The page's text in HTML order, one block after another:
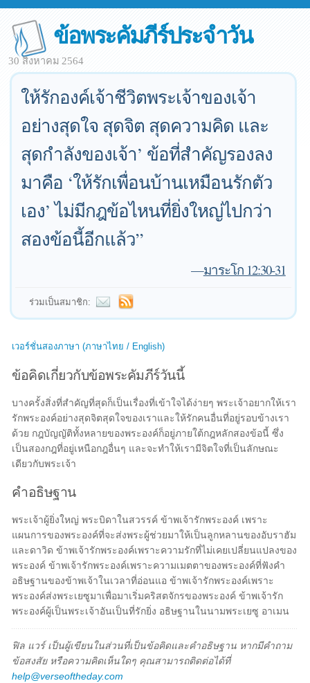
ข้อพระคัมภีร์ประจำวัน
30 สิงหาคม 2564
ให้รักองค์เจ้าชีวิตพระเจ้าของเจ้า
อย่างสุดใจ สุดจิต สุดความคิด และ
สุดกำลังของเจ้า’ ข้อที่สำคัญรองลง
มาคือ ‘ให้รักเพื่อนบ้านเหมือนรักตัว
เอง’ ไม่มีกฎข้อไหนที่ยิ่งใหญ่ไปกว่า
สองข้อนี้อีกแล้ว”
—มาระโก 12:30-31
ร่วมเป็นสมาชิก:
เวอร์ชั่นสองภาษา (ภาษาไทย / English)
ข้อคิดเกี่ยวกับข้อพระคัมภีร์วันนี้
บางครั้งสิ่งที่สำคัญที่สุดก็เป็นเรื่องที่เข้าใจได้ง่ายๆ พระเจ้าอยากให้เรา
รักพระองค์อย่างสุดจิตสุดใจของเราและให้รักคนอื่นที่อยู่รอบข้างเรา
ด้วย กฎบัญญัติทั้งหลายของพระองค์ก็อยู่ภายใต้กฎหลักสองข้อนี้ ซึ่ง
เป็นสองกฎที่อยู่เหนือกฎอื่นๆ และจะทำให้เรามีจิตใจที่เป็นลักษณะ
เดียวกับพระเจ้า
คำอธิษฐาน
พระเจ้าผู้ยิ่งใหญ่ พระบิดาในสวรรค์ ข้าพเจ้ารักพระองค์ เพราะ
แผนการของพระองค์ที่จะส่งพระผู้ช่วยมาให้เป็นลูกหลานของอับราฮัม
และดาวิด ข้าพเจ้ารักพระองค์เพราะความรักที่ไม่เคยเปลี่ยนแปลงของ
พระองค์ ข้าพเจ้ารักพระองค์เพราะความเมตตาของพระองค์ที่ฟังคำ
อธิษฐานของข้าพเจ้าในเวลาที่อ่อนแอ ข้าพเจ้ารักพระองค์เพราะ
พระองค์ส่งพระเยซูมาเพื่อมาเริ่มคริสตจักรของพระองค์ ข้าพเจ้ารัก
พระองค์ผู้เป็นพระเจ้าอันเป็นที่รักยิ่ง อธิษฐานในนามพระเยซู อาเมน
ฟิล แวร์ เป็นผู้เขียนในส่วนที่เป็นข้อคิดและคำอธิษฐาน หากมีคำถาม
ข้อสงสัย หรือความคิดเห็นใดๆ คุณสามารถติดต่อได้ที่
help@verseoftheday.com